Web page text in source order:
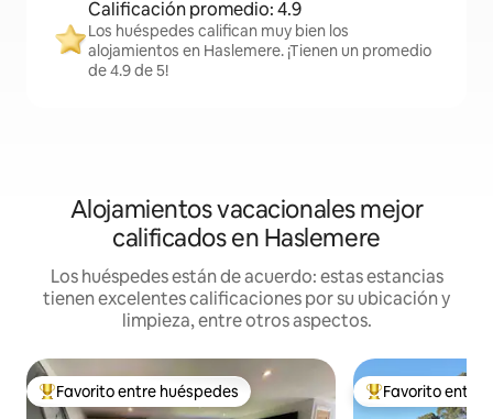
Calificación promedio: 4.9
Los huéspedes califican muy bien los
alojamientos en Haslemere. ¡Tienen un promedio
de 4.9 de 5!
Alojamientos vacacionales mejor
calificados en Haslemere
Los huéspedes están de acuerdo: estas estancias
tienen excelentes calificaciones por su ubicación y
limpieza, entre otros aspectos.
De los mejores en Favorito entre huéspedes
Favorito entre huéspedes De los mejores
Favorito entre